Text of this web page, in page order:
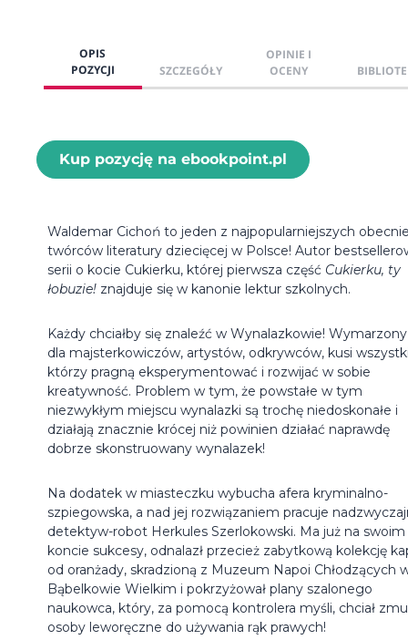
OPIS
POZYCJI
SZCZEGÓŁY
OPINIE I
OCENY
Kup pozycję na ebookpoint.pl
Waldemar Cichoń to jeden z najpopularniejszych
twórców literatury dziecięcej w Polsce! Autor
serii o kocie Cukierku, której pierwsza część Cukierku, ty
łobuzie! znajduje się w kanonie lektur szkolnych.
Każdy chciałby się znaleźć w Wynalazkowie!
dla majsterkowiczów, artystów, odkrywców, kusi
którzy pragną eksperymentować i rozwijać w sobie
kreatywność. Problem w tym, że powstałe w tym
niezwykłym miejscu wynalazki są trochę niedoskonałe i
działają znacznie krócej niż powinien działać naprawdę
dobrze skonstruowany wynalazek!
Na dodatek w miasteczku wybucha afera kryminalno-
szpiegowska, a nad jej rozwiązaniem pracuje
detektyw-robot Herkules Szerlokowski. Ma już na swoim
koncie sukcesy, odnalazł przecież zabytkową kolekcję
od oranżady, skradzioną z Muzeum Napoi Chłodzących
Bąbelkowie Wielkim i pokrzyżował plany szalonego
naukowca, który, za pomocą kontrolera myśli, chciał
osoby leworęczne do używania rąk prawych!